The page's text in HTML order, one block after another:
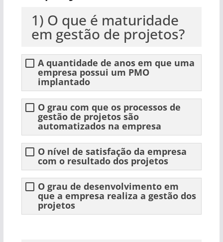
1) O que é maturidade
em gestão de projetos?
A quantidade de anos em que uma
empresa possui um PMO
implantado
O grau com que os processos de
gestão de projetos são
automatizados na empresa
O nível de satisfação da empresa
com o resultado dos projetos
O grau de desenvolvimento em
que a empresa realiza a gestão dos
projetos